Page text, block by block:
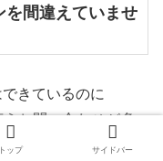
間違えていませ
きているのに
お問い合わせが多
トップ サイドバー